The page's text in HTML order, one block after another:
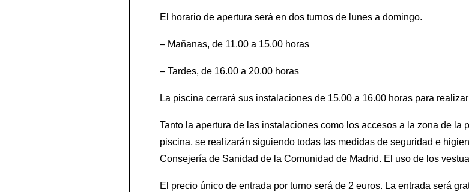
El horario de apertura será en dos turnos de lunes a domingo.
– Mañanas, de 11.00 a 15.00 horas
– Tardes, de 16.00 a 20.00 horas
La piscina cerrará sus instalaciones de 15.00 a 16.00 horas para
Tanto la apertura de las instalaciones como los accesos a la zona de la
piscina, se realizarán siguiendo todas las medidas de seguridad e
Consejería de Sanidad de la Comunidad de Madrid. El uso de los
El precio único de entrada por turno será de 2 euros. La entrada será